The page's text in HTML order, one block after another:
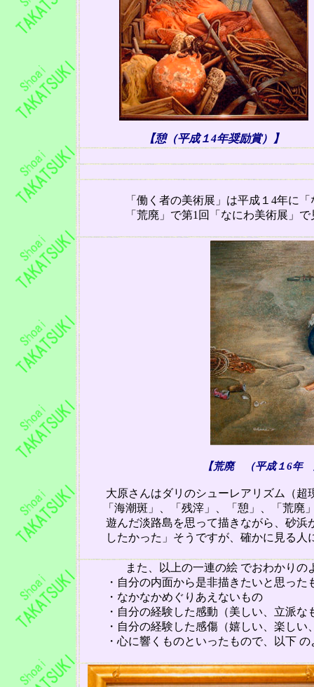
【憩（平成１4年奨励賞）】
「働く者の美術展」は平成１ 4年に「
「荒廃」で第1 回「なにわ美術展」
【荒廃 （平成１6年
大原さんはダリのシューレアリズム（超
「海潮斑」、「残滓 」、「憩」、「荒廃
遊んだ淡路島を思って描きながら、砂浜
したかった」そうですが、確かに見る人
また、以上の一連の絵 でおわかり
・自分の内面から是非描きたいと思った
・なかなかめぐりあえないもの
・自分の経験した感動（美しい、立派な
・自分の経験した感傷（嬉しい、楽しい
・心に響くものといったもので、以下